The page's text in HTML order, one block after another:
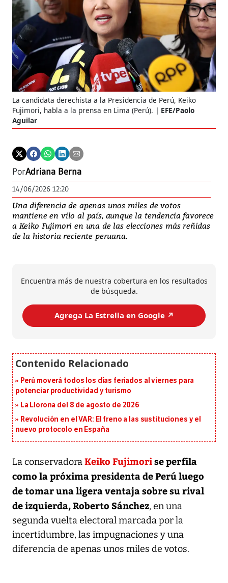
La candidata derechista a la Presidencia de Perú, Keiko
Fujimori, habla a la prensa en Lima (Perú).
EFE/Paolo
Aguilar
PorAdriana Berna
14/06/2026 12:20
Una diferencia de apenas unos miles de votos
mantiene en vilo al país, aunque la tendencia favorece
a Keiko Fujimori en una de las elecciones más reñidas
de la historia reciente peruana.
Encuentra más de nuestra cobertura en los resultados
de búsqueda.
Agrega La Estrella en Google ↗️
Perú moverá todos los días feriados al viernes para
potenciar productividad y turismo
La Llorona del 8 de agosto de 2026
Revolución en el VAR: El freno a las sustituciones y el
nuevo protocolo en España
La conservadoraKeiko Fujimorise perfila
como la próxima presidenta de Perú luego
de tomar una ligera ventaja sobre su rival
de izquierda, Roberto Sánchez, en una
segunda vuelta electoral marcada por la
incertidumbre, las impugnaciones y una
diferencia de apenas unos miles de votos.